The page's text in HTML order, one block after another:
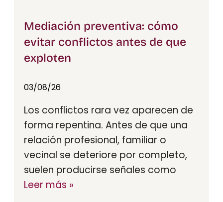
Mediación preventiva: cómo
evitar conflictos antes de que
exploten
03/08/26
Los conflictos rara vez aparecen de
forma repentina. Antes de que una
relación profesional, familiar o
vecinal se deteriore por completo,
suelen producirse señales como
Leer más »